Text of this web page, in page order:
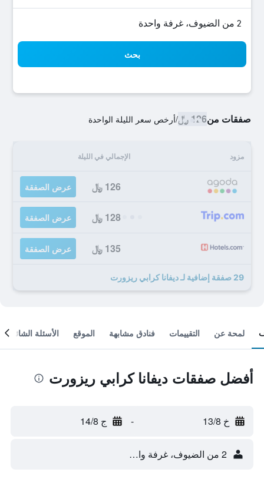
2 من الضيوف، غرفة واحدة
بحث
صفقات من126 ﷼ /أرخص سعر الليلة الواحدة
مزود الإجمالي في الليلة
126 ﷼ عرض الصفقة
128 ﷼ عرض الصفقة
135 ﷼ عرض الصفقة
29 صفقة إضافية لـ ديفانا كرابي ريزورت
لمحة عن التقييمات فنادق مشابهة الموقع الأسئلة الشائعة
أفضل صفقات ديفانا كرابي ريزورت
خ 13/8 - ج 14/8
2 من الضيوف، غرفة واحدة